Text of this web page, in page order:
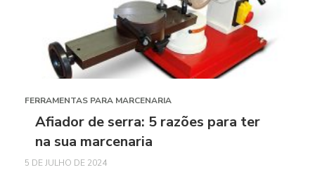
FERRAMENTAS PARA MARCENARIA
Afiador de serra: 5 razões para ter
na sua marcenaria
5 DE JULHO DE 2024